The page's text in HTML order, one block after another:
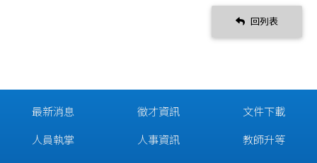
回列表
最新消息
人員執掌
徵才資訊
人事資訊
文件下載
教師升等